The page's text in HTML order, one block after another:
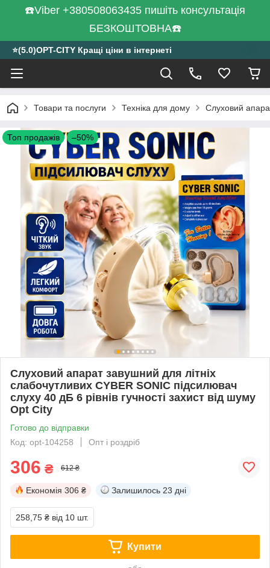
☎️Viber +380508063435 пишіть консультація
БЕЗКОШТОВНА☎️
⭐️(5.0)OPT-CITY Кращі ціни в інтернеті
Товари та послуги Техніка для дому Слуховий
Топ продажів –50%
Слуховий апарат завушний для літніх
слабочутливих CYBER SONIC підсилювач
слуху 40 дБ 6 рівнів гучності захист від шуму
Opt City
Готово до відправки
Код: opt-104258
Опт і роздріб
306 ₴ 612 ₴
Економія 306 ₴ Залишилось 23 дні
258,75 ₴ від 10 шт.
Купити